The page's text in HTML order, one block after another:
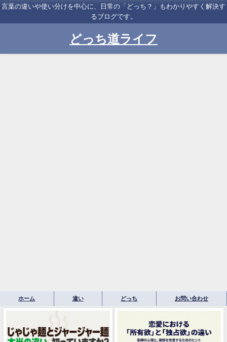
言葉の違いや使い分けを中心に、日常の「どっち？」もわかりやすく解決す
るブログです。
どっち道ライフ
ホーム 違い どっち お問い合わせ